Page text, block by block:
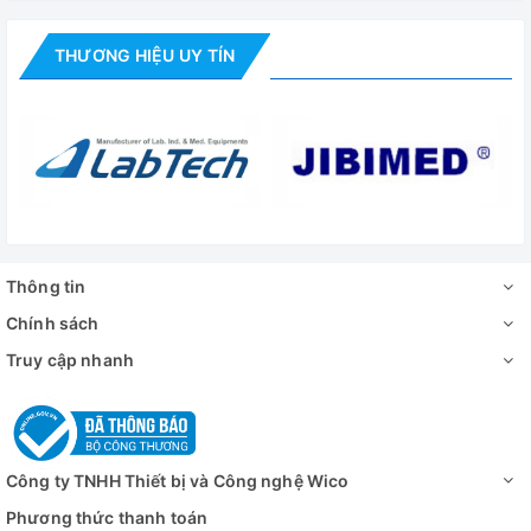
THƯƠNG HIỆU UY TÍN
Thông tin
Chính sách
Truy cập nhanh
Công ty TNHH Thiết bị và Công nghệ Wico
Phương thức thanh toán